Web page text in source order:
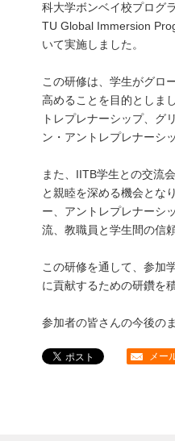
科大学ボンベイ校プログ
TU Global Immersion
いて実施しました。
この研修は、学生がグロ
高めることを目的としま
トレプレナーシップ、グ
ン・アントレプレナーシ
また、IITB学生との交流
と親睦を深める機会とな
ー、アントレプレナーシ
流、教職員と学生間の信
この研修を通して、参加
に貢献するための研鑽を
参加者の皆さんの今後の
メー